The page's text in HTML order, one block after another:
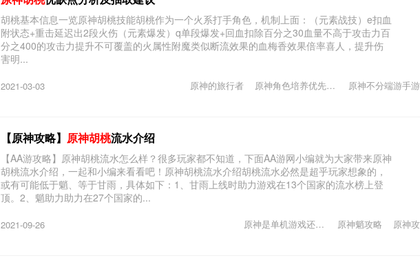
胡桃基本信息一览原神胡桃技能胡桃作为一个火系打手角色，机制上面：（元素战技）e扣血
附状态+重击延迟出2段火伤（元素爆发）q单段爆发+回血扣除百分之30血量不高于攻击力百
分之400的攻击力提升不可覆盖的火属性附魔类似断流效果的血梅香效果倍率喜人，提升伤
害明...
2021-03-03 原神不分端游手
原神角色培养优先度新手
原神的旅行者
【原神攻略】 原神胡桃流水介绍
【AA游攻略】原神胡桃流水怎么样？很多玩家都不知道，下面AA游网小编就为大家带来原神
胡桃流水介绍，一起和小编来看看吧！原神胡桃流水介绍胡桃流水必然是超乎玩家想象的，
或有可能低于魈、等于甘雨，具体如下：1、甘雨上线时助力游戏在13个国家的流水榜上登
顶。2、魈助力助力在27个国家的...
2021-09-26 原神
原神魈攻略
原神是单机游戏还是网游